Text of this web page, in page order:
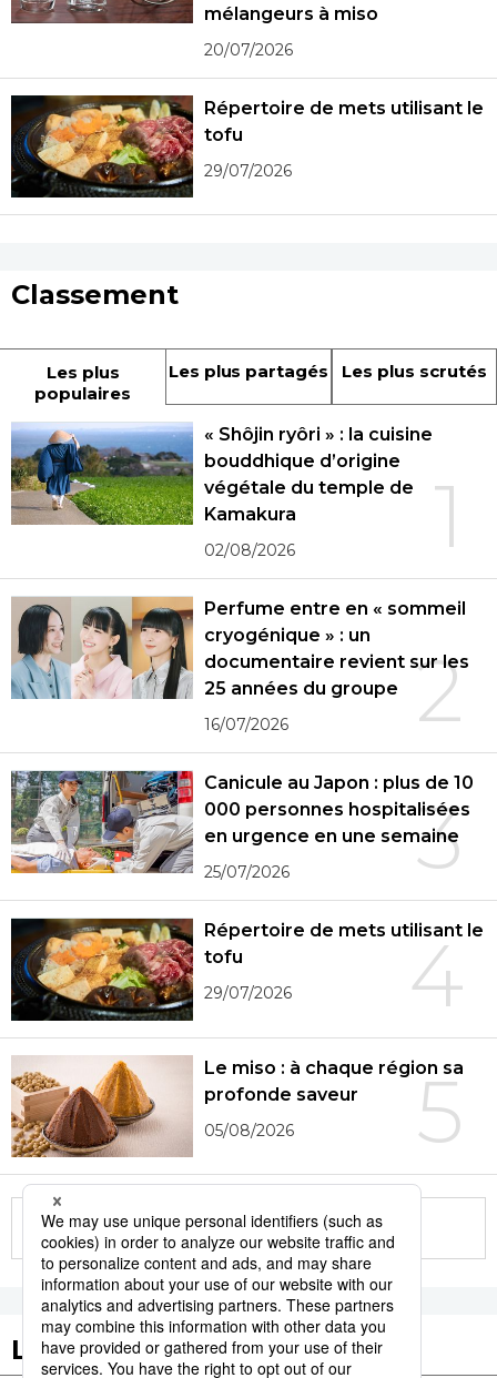
mélangeurs à miso
20/07/2026
Répertoire de mets utilisant le
tofu
29/07/2026
Classement
Les plus
populaires
Les plus partagés Les plus scrutés
1
« Shôjin ryôri » : la cuisine
bouddhique d’origine
végétale du temple de
Kamakura
02/08/2026
2
Perfume entre en « sommeil
cryogénique » : un
documentaire revient sur les
25 années du groupe
16/07/2026
3
Canicule au Japon : plus de 10
000 personnes hospitalisées
en urgence en une semaine
25/07/2026
4
Répertoire de mets utilisant le
tofu
29/07/2026
5
Le miso : à chaque région sa
profonde saveur
05/08/2026
More in this series
Les tags populaires